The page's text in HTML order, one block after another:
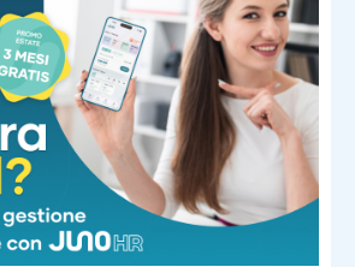
Borsa, il bilancio della settimana.
Consolidazione bancario, ma
l’effetto trimestrali affonda Stm
Finanza
Bce, Rosa: “Guerra e dazi terranno
alta l’inflazione, la pausa sui tassi
potrebbe essere breve”
Finanza